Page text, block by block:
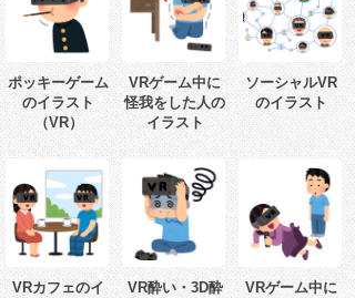
ポッキーゲーム
のイラスト
（VR）
VRゲーム中に
怪我をした人の
イラスト
ソーシャルVR
のイラスト
VRカフェのイ
VR酔い・3D酔
VRゲーム中に